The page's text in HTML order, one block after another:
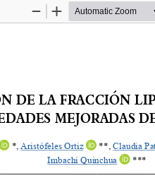
Zoom
Zoom
DE LA FRACCIÓN
MEJORADAS
*, Aristófeles Ortiz **, Claudia
Imbachi Quinchua
***